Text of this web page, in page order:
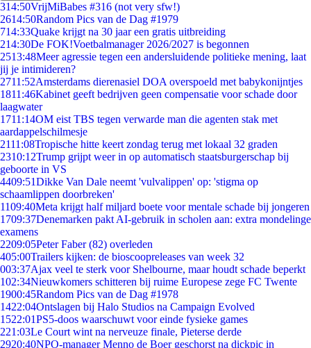
314:50VrijMiBabes #316 (not very sfw!)
2614:50Random Pics van de Dag #1979
714:33Quake krijgt na 30 jaar een gratis uitbreiding
214:30De FOK!Voetbalmanager 2026/2027 is begonnen
2513:48Meer agressie tegen een andersluidende politieke mening, laat
jij je intimideren?
2711:52Amsterdams dierenasiel DOA overspoeld met babykonijntjes
1811:46Kabinet geeft bedrijven geen compensatie voor schade door
laagwater
1711:14OM eist TBS tegen verwarde man die agenten stak met
aardappelschilmesje
2111:08Tropische hitte keert zondag terug met lokaal 32 graden
2310:12Trump grijpt weer in op automatisch staatsburgerschap bij
geboorte in VS
4409:51Dikke Van Dale neemt 'vulvalippen' op: 'stigma op
schaamlippen doorbreken'
1109:40Meta krijgt half miljard boete voor mentale schade bij jongeren
1709:37Denemarken pakt AI-gebruik in scholen aan: extra mondelinge
examens
2209:05Peter Faber (82) overleden
405:00Trailers kijken: de bioscoopreleases van week 32
003:37Ajax veel te sterk voor Shelbourne, maar houdt schade beperkt
102:34Nieuwkomers schitteren bij ruime Europese zege FC Twente
1900:45Random Pics van de Dag #1978
1422:04Ontslagen bij Halo Studios na Campaign Evolved
1522:01PS5-doos waarschuwt voor einde fysieke games
221:03Le Court wint na nerveuze finale, Pieterse derde
2920:40NPO-manager Menno de Boer geschorst na dickpic in